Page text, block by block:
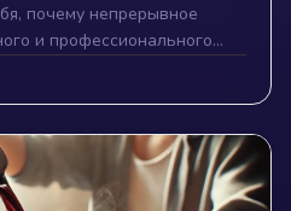
почему непрерывное
и профессионального
вам стать лучшей